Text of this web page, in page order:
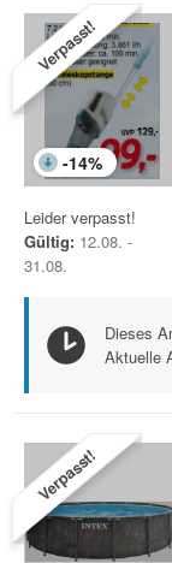
Verpasst!
-14%
Leider verpasst!
Gültig: 12.08. -
31.08.
Dieses
Aktuelle
Verpasst!